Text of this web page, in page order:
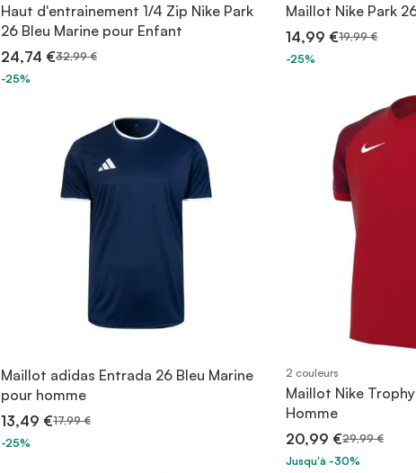
Haut d'entrainement 1/4 Zip Nike Park
26 Bleu Marine pour Enfant
24,74 €32,99 €
-25%
Maillot Nike Park
14,99 €19,99 €
-25%
Maillot adidas Entrada 26 Bleu Marine
pour homme
13,49 €17,99 €
-25%
2 couleurs
Maillot Nike
Homme
20,99 €29,99 €
Jusqu'à -30%